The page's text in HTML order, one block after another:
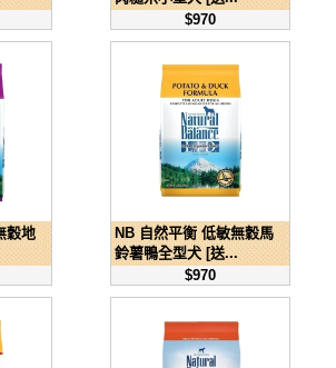
$970
穀地
NB 自然平衡 低敏無穀馬
鈴薯鴨全型犬 [送...
$970